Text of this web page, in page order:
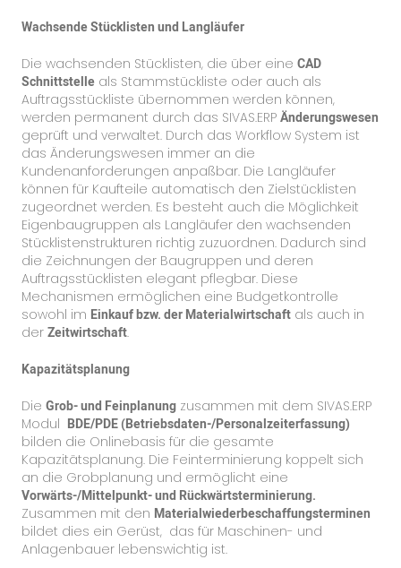
Wachsende Stücklisten und Langläufer
Die wachsenden Stücklisten, die über eineCAD
Schnittstelle als Stammstückliste oder auch als
Auftragsstückliste übernommen werden können,
werden permanent durch das SIVAS.ERPÄnderungswesen
geprüft und verwaltet. Durch das Workflow System ist
das Änderungswesen immer an die
Kundenanforderungen anpaßbar. Die Langläufer
können für Kaufteile automatisch den Zielstücklisten
zugeordnet werden. Es besteht auch die Möglichkeit
Eigenbaugruppen als Langläufer den wachsenden
Stücklistenstrukturen richtig zuzuordnen. Dadurch sind
die Zeichnungen der Baugruppen und deren
Auftragsstücklisten elegant pflegbar. Diese
Mechanismen ermöglichen eine Budgetkontrolle
sowohl im Einkauf bzw. der Materialwirtschaft als auch in
derZeitwirtschaft.
Kapazitätsplanung
DieGrob- und Feinplanung zusammen mit dem SIVAS.ERP
Modul BDE/PDE (Betriebsdaten-/Personalzeiterfassung)
bilden die Onlinebasis für die gesamte
Kapazitätsplanung. Die Feinterminierung koppelt sich
an die Grobplanung und ermöglicht eine
Vorwärts-/Mittelpunkt- und Rückwärtsterminierung.
Zusammen mit den Materialwiederbeschaffungsterminen
bildet dies ein Gerüst, das für Maschinen- und
Anlagenbauer lebenswichtig ist.